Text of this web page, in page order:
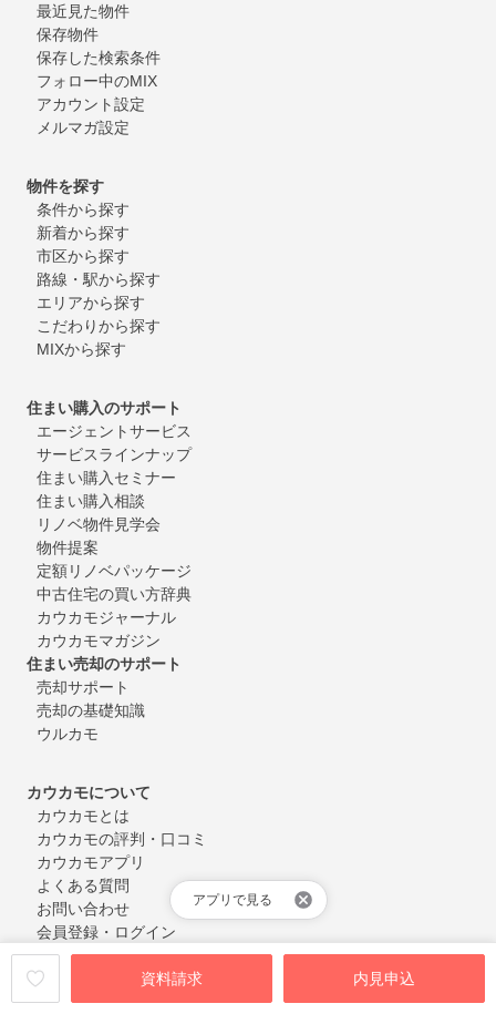
資料請求 内見申込
アプリで見る
最近見た物件
保存物件
保存した検索条件
フォロー中のMIX
アカウント設定
メルマガ設定
物件を探す
条件から探す
新着から探す
市区から探す
路線・駅から探す
エリアから探す
こだわりから探す
MIXから探す
住まい購入のサポート
エージェントサービス
サービスラインナップ
住まい購入セミナー
住まい購入相談
リノベ物件見学会
物件提案
定額リノベパッケージ
中古住宅の買い方辞典
カウカモジャーナル
カウカモマガジン
住まい売却のサポート
売却サポート
売却の基礎知識
ウルカモ
カウカモについて
カウカモとは
カウカモの評判・口コミ
カウカモアプリ
よくある質問
お問い合わせ
会員登録・ログイン